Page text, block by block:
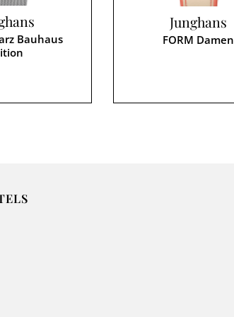
Bauhaus
Junghans
FORM Damen